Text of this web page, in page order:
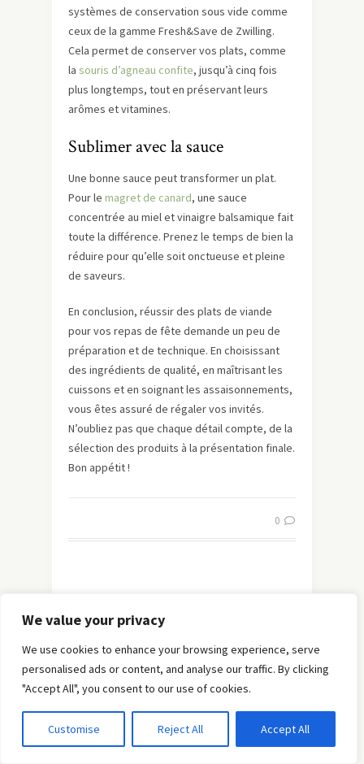
We value your privacy
We use cookies to enhance your browsing experience, serve
personalised ads or content, and analyse our traffic. By clicking
"Accept All", you consent to our use of cookies.
Customise Reject All Accept All
systèmes de conservation sous vide comme
ceux de la gamme Fresh&Save de Zwilling.
Cela permet de conserver vos plats, comme
la souris d’agneau confite, jusqu’à cinq fois
plus longtemps, tout en préservant leurs
arômes et vitamines.
Sublimer avec la sauce
Une bonne sauce peut transformer un plat.
Pour le magret de canard, une sauce
concentrée au miel et vinaigre balsamique fait
toute la différence. Prenez le temps de bien la
réduire pour qu’elle soit onctueuse et pleine
de saveurs.
En conclusion, réussir des plats de viande
pour vos repas de fête demande un peu de
préparation et de technique. En choisissant
des ingrédients de qualité, en maîtrisant les
cuissons et en soignant les assaisonnements,
vous êtes assuré de régaler vos invités.
N’oubliez pas que chaque détail compte, de la
sélection des produits à la présentation finale.
Bon appétit !
0
viande et légumes
Les plats à base de viande et de légumes sont
des classiques de la cuisine qui réchauffent le
conchiglie à la viande et petits légumes, le
hachis parmentier ou le risotto aux crevettes